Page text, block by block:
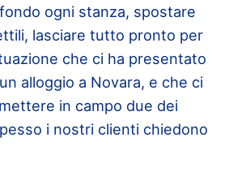
ogni stanza, spostare
lasciare tutto pronto per
che ci ha presentato
alloggio a Novara, e che ci
in campo due dei
i nostri clienti chiedono